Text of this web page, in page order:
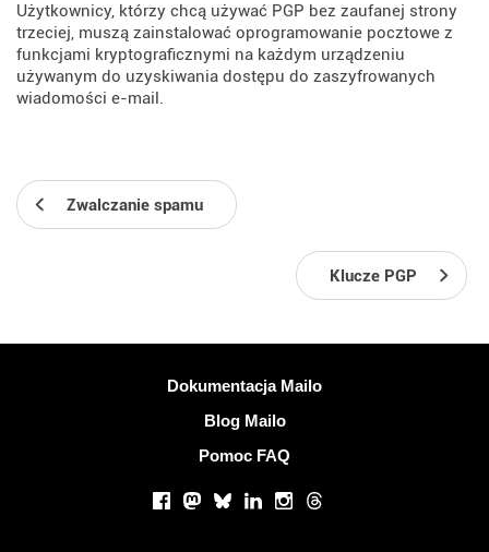
Użytkownicy, którzy chcą używać PGP bez zaufanej strony
trzeciej, muszą zainstalować oprogramowanie pocztowe z
funkcjami kryptograficznymi na każdym urządzeniu
używanym do uzyskiwania dostępu do zaszyfrowanych
wiadomości e-mail.
Zwalczanie spamu
Klucze PGP
Dokumentacja Mailo
Blog Mailo
Pomoc FAQ
Facebook
Mastodon
BlueskyLinkedInInstagram
Threads